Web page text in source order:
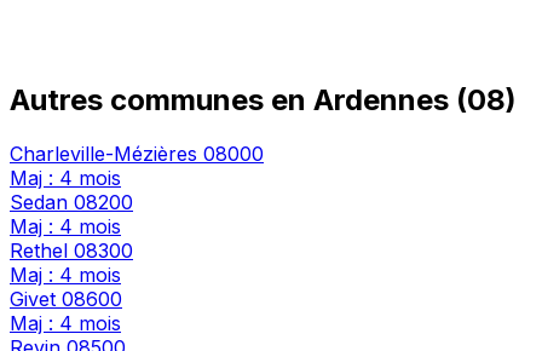
Autres communes en Ardennes (08)
Charleville-Mézières 08000
Maj : 4 mois
Sedan 08200
Maj : 4 mois
Rethel 08300
Maj : 4 mois
Givet 08600
Maj : 4 mois